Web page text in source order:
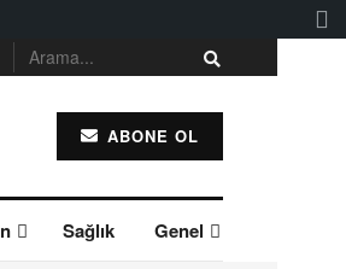
ABONE OL
Sağlık Genel